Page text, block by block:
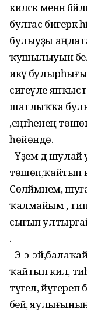
киләсәк менән
булғас
булыуҙы
ҡушылыуын
икәү
сигеүле
шатлыҡҡа
,еңгәһенең
һөйөндө.
- Үҙем дә
төшөп,ҡайтып
Сөләймәнем,
ҡалмайым , тип
сығып
.
- Э-э-
ҡайтып килә,
түгел,
әбей,